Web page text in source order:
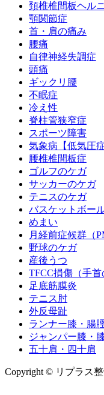
頚椎椎間板ヘル
顎関節症
首・肩の痛み
腰痛
自律神経失調症
頭痛
ギックリ腰
不眠症
冷え性
脊柱管狭窄症
スポーツ障害
気象病【低気圧
腰椎椎間板症
ゴルフのケガ
サッカーのケガ
テニスのケガ
バスケットボー
めまい
月経前症候群（
野球のケガ
産後うつ
TFCC損傷（手首
足底筋膜炎
テニス肘
外反母趾
ランナー膝・腸
ジャンパー膝・
五十肩・四十肩
Copyright © リプラス整